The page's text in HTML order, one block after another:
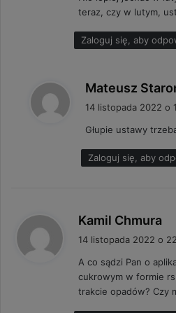
teraz, czy w lutym,
Zaloguj się, aby
Mateusz
14 listopada 2022 o
Głupie ustawy
Zaloguj się, aby
Kamil Chmura
z
e
:
14 listopada 2022 o
A co sądzi Pan o
cukrowym w formie
trakcie opadów? Czy